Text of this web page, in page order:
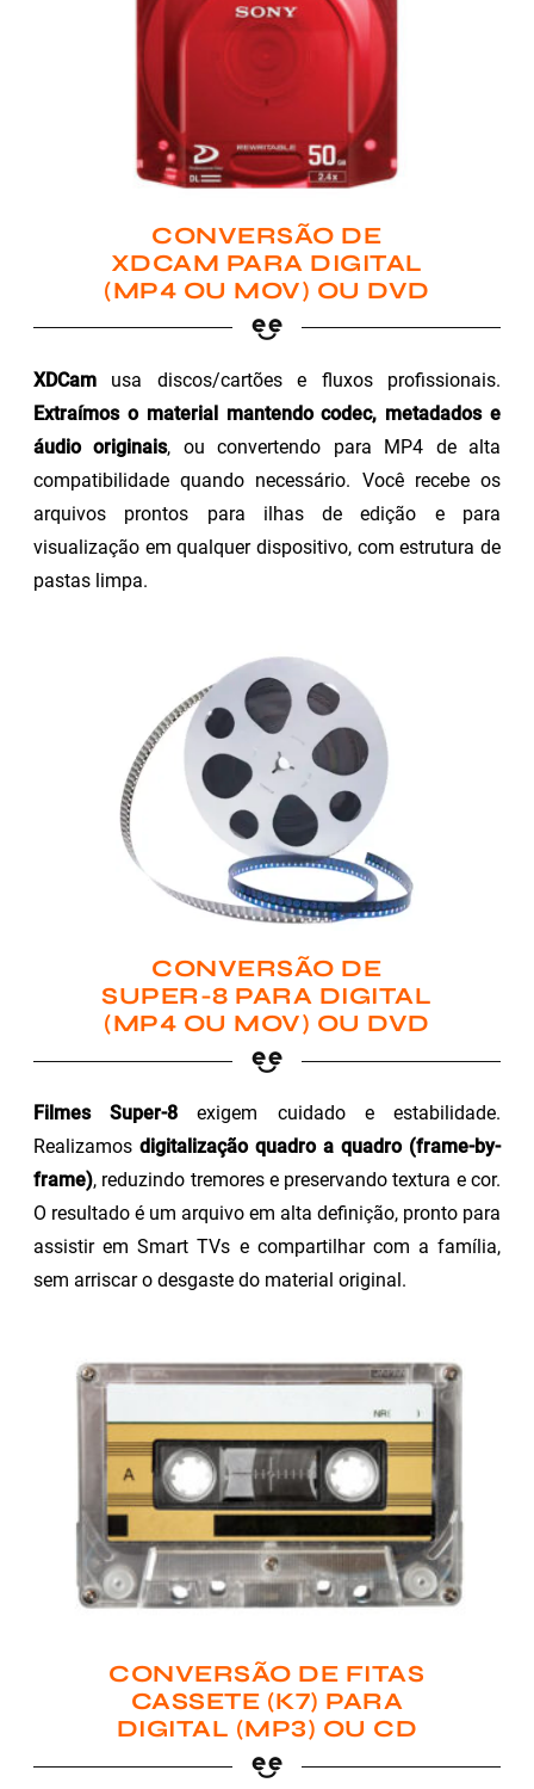
CONVERSÃO DE
XDCAM PARA DIGITAL
(MP4 OU MOV) OU DVD
XDCam usa discos/cartões e fluxos profissionais.
Extraímos o material mantendo codec, metadados e
áudio originais, ou convertendo para MP4 de alta
compatibilidade quando necessário. Você recebe os
arquivos prontos para ilhas de edição e para
visualização em qualquer dispositivo, com estrutura de
pastas limpa.
CONVERSÃO DE
SUPER-8 PARA DIGITAL
(MP4 OU MOV) OU DVD
Filmes Super-8 exigem cuidado e estabilidade.
Realizamos digitalização quadro a quadro (frame-by-
frame), reduzindo tremores e preservando textura e cor.
O resultado é um arquivo em alta definição, pronto para
assistir em Smart TVs e compartilhar com a família,
sem arriscar o desgaste do material original.
CONVERSÃO DE FITAS
CASSETE (K7) PARA
DIGITAL (MP3) OU CD